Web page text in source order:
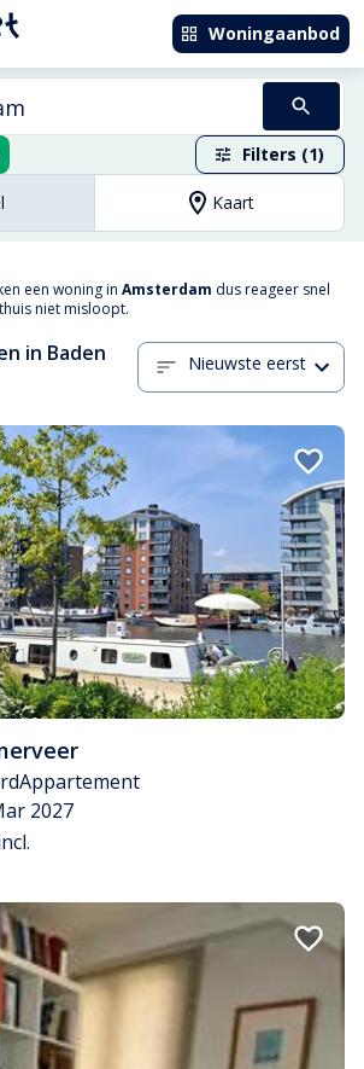
Woningaanbod
Filters (1)
Kaart
een woning in Amsterdam dus reageer snel
niet misloopt.
in Baden
Nieuwste eerst
Appartement
2027